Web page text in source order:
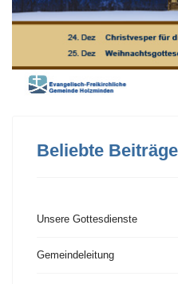
Beliebte Beiträge
Unsere Gottesdienste
Gemeindeleitung